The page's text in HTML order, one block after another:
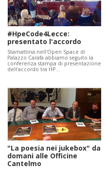
#HpeCode4Lecce:
presentato l'accordo
Stamattina nell'Open Space di
Palazzo Carafa abbiamo seguito la
conferenza stampa di presentazione
dell'accordo tra HP…
"La poesia nei jukebox" da
domani alle Officine
Cantelmo